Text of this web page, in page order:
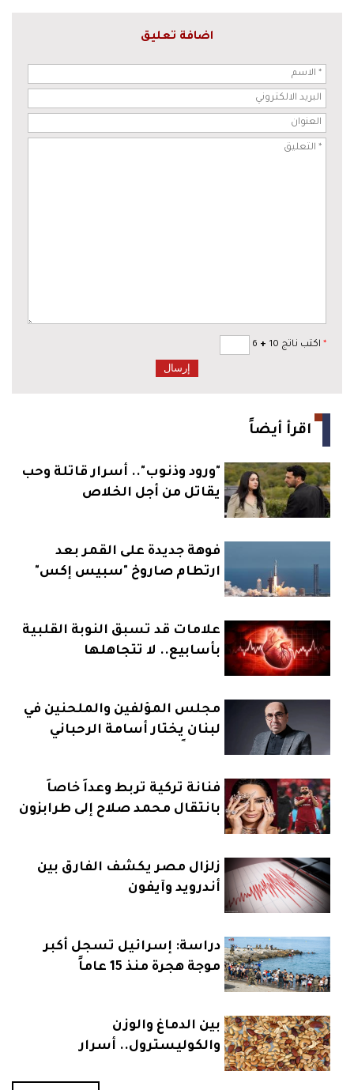
اضافة تعليق
* اكتب ناتج 10 +
اقرأ أيضاً
"ورود وذنوب".. أسرار قاتلة وحب
يقاتل من أجل الخلاص
فوهة جديدة على القمر بعد
ارتطام صاروخ "سبيس إكس"
علامات قد تسبق النوبة القلبية
بأسابيع.. لا تتجاهلها
مجلس المؤلفين والملحنين في
لبنان يختار أسامة الرحباني
فنانة تركية تربط وعداً خاصاً
بانتقال محمد صلاح إلى طرابزون
زلزال مصر يكشف الفارق بين
أندرويد وآيفون
دراسة: إسرائيل تسجل أكبر
موجة هجرة منذ 15 عاماً
بين الدماغ والوزن
والكوليسترول.. أسرار